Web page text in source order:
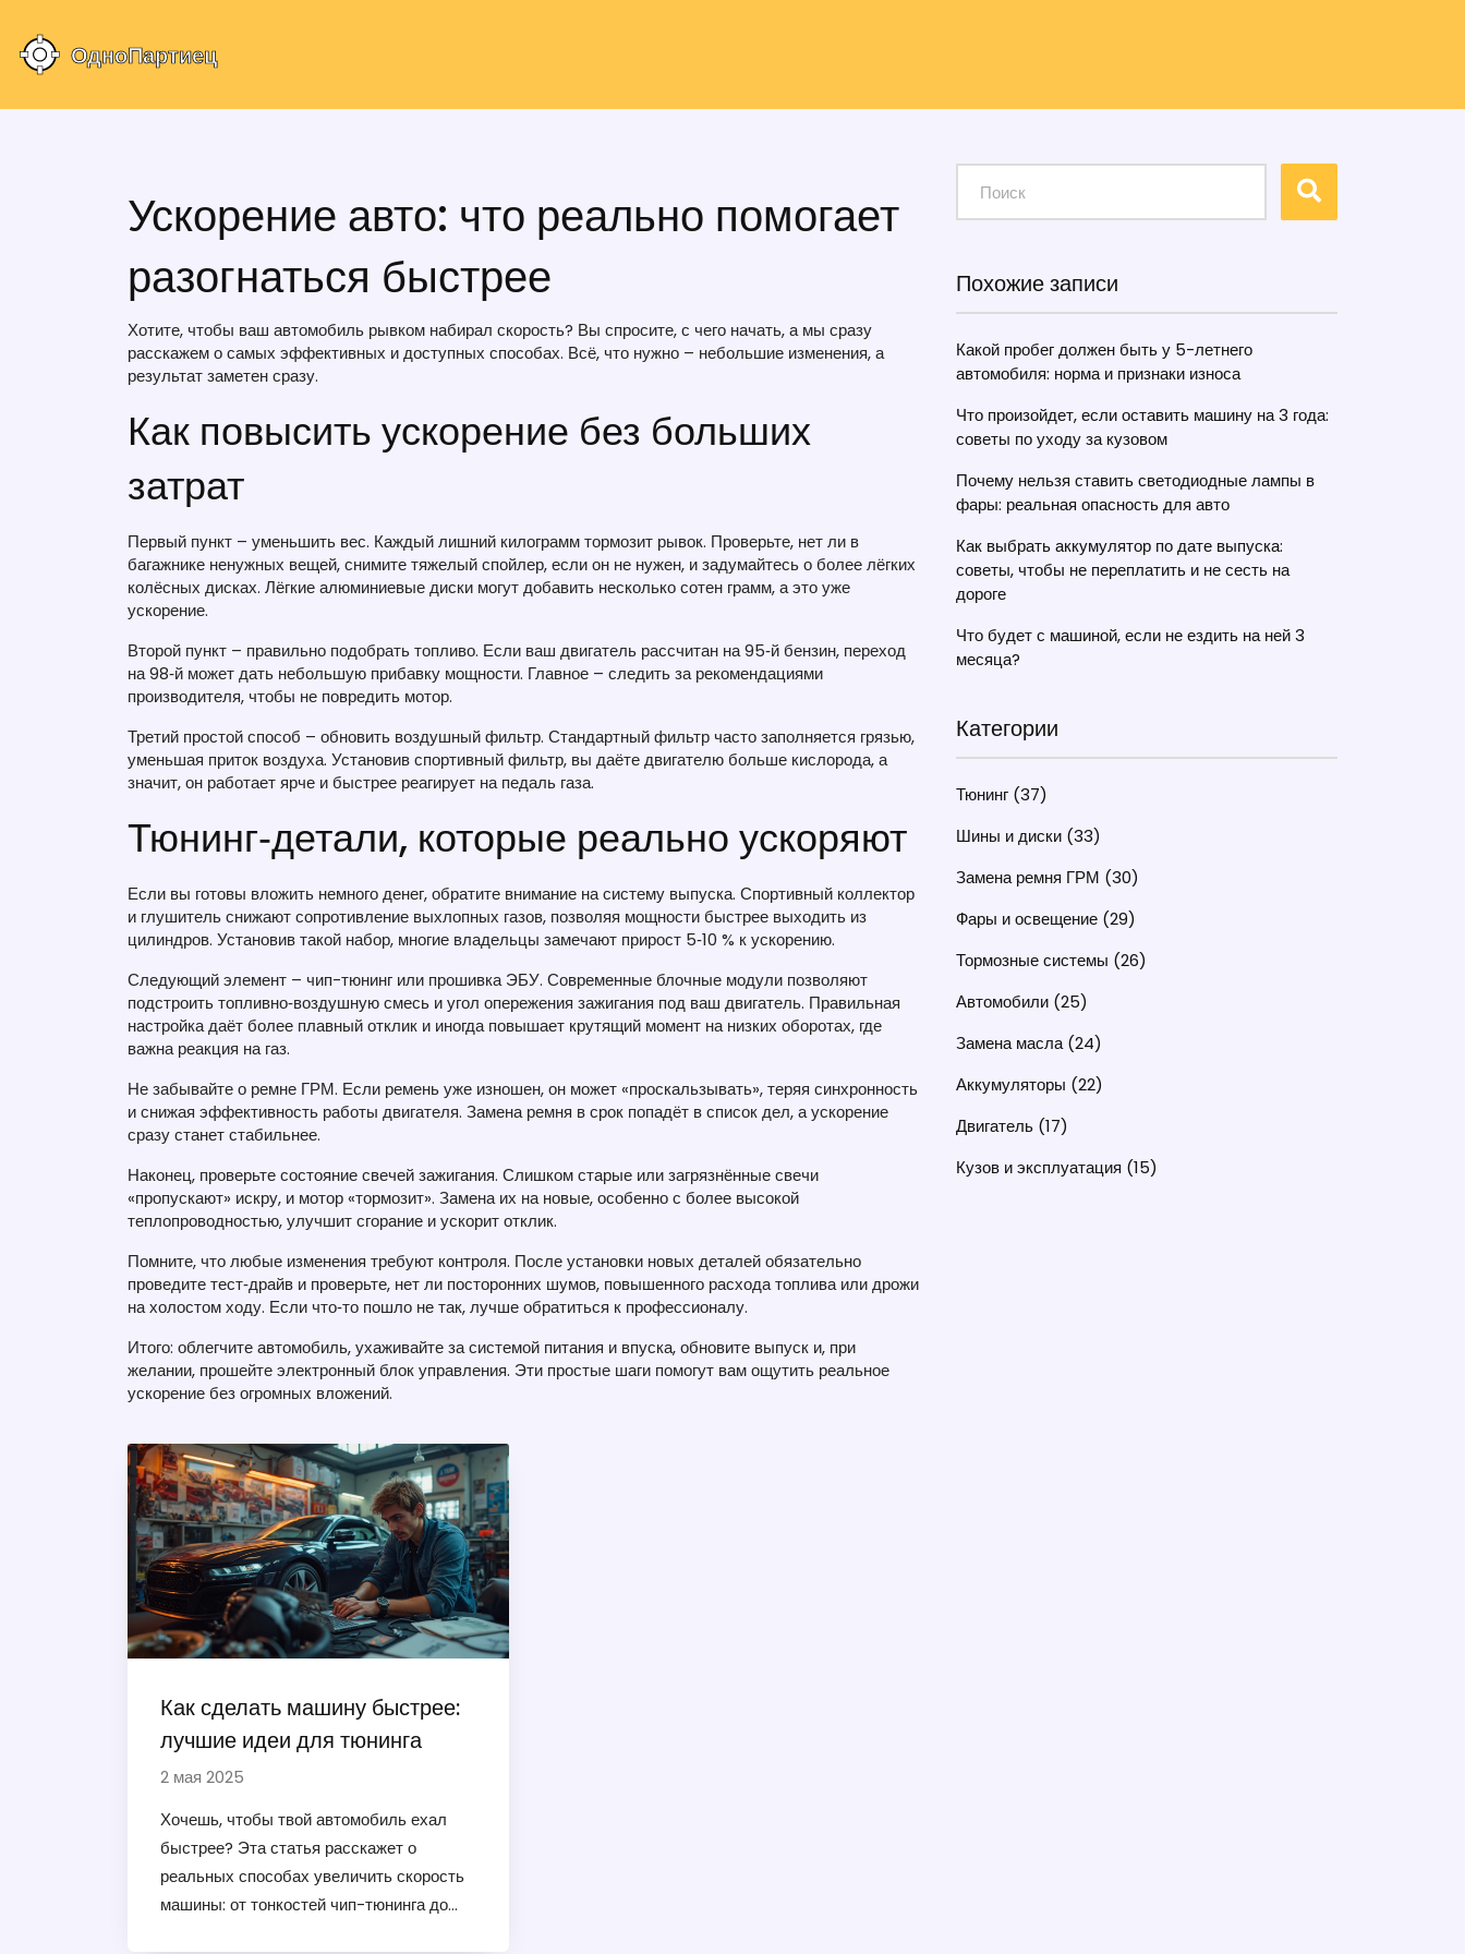
Ускорение авто: что реально помогает
разогнаться быстрее
Хотите, чтобы ваш автомобиль рывком набирал скорость? Вы спросите, с чего начать, а мы сразу
расскажем о самых эффективных и доступных способах. Всё, что нужно – небольшие изменения, а
результат заметен сразу.
Как повысить ускорение без больших
затрат
Первый пункт – уменьшить вес. Каждый лишний килограмм тормозит рывок. Проверьте, нет ли в
багажнике ненужных вещей, снимите тяжелый спойлер, если он не нужен, и задумайтесь о более лёгких
колёсных дисках. Лёгкие алюминиевые диски могут добавить несколько сотен грамм, а это уже
ускорение.
Второй пункт – правильно подобрать топливо. Если ваш двигатель рассчитан на 95‑й бензин, переход
на 98‑й может дать небольшую прибавку мощности. Главное – следить за рекомендациями
производителя, чтобы не повредить мотор.
Третий простой способ – обновить воздушный фильтр. Стандартный фильтр часто заполняется грязью,
уменьшая приток воздуха. Установив спортивный фильтр, вы даёте двигателю больше кислорода, а
значит, он работает ярче и быстрее реагирует на педаль газа.
Тюнинг‑детали, которые реально ускоряют
Если вы готовы вложить немного денег, обратите внимание на систему выпуска. Спортивный коллектор
и глушитель снижают сопротивление выхлопных газов, позволяя мощности быстрее выходить из
цилиндров. Установив такой набор, многие владельцы замечают прирост 5‑10 % к ускорению.
Следующий элемент – чип-тюнинг или прошивка ЭБУ. Современные блочные модули позволяют
подстроить топливно‑воздушную смесь и угол опережения зажигания под ваш двигатель. Правильная
настройка даёт более плавный отклик и иногда повышает крутящий момент на низких оборотах, где
важна реакция на газ.
Не забывайте о ремне ГРМ. Если ремень уже изношен, он может «проскальзывать», теряя синхронность
и снижая эффективность работы двигателя. Замена ремня в срок попадёт в список дел, а ускорение
сразу станет стабильнее.
Наконец, проверьте состояние свечей зажигания. Слишком старые или загрязнённые свечи
«пропускают» искру, и мотор «тормозит». Замена их на новые, особенно с более высокой
теплопроводностью, улучшит сгорание и ускорит отклик.
Помните, что любые изменения требуют контроля. После установки новых деталей обязательно
проведите тест‑драйв и проверьте, нет ли посторонних шумов, повышенного расхода топлива или дрожи
на холостом ходу. Если что‑то пошло не так, лучше обратиться к профессионалу.
Итого: облегчите автомобиль, ухаживайте за системой питания и впуска, обновите выпуск и, при
желании, прошейте электронный блок управления. Эти простые шаги помогут вам ощутить реальное
ускорение без огромных вложений.
Как сделать машину быстрее:
лучшие идеи для тюнинга
2 мая 2025
Хочешь, чтобы твой автомобиль ехал
быстрее? Эта статья расскажет о
реальных способах увеличить скорость
машины: от тонкостей чип-тюнинга до
Похожие записи
Какой пробег должен быть у 5-летнего
автомобиля: норма и признаки износа
Что произойдет, если оставить машину на 3 года:
советы по уходу за кузовом
Почему нельзя ставить светодиодные лампы в
фары: реальная опасность для авто
Как выбрать аккумулятор по дате выпуска:
советы, чтобы не переплатить и не сесть на
дороге
Что будет с машиной, если не ездить на ней 3
месяца?
Категории
Тюнинг (37)
Шины и диски (33)
Замена ремня ГРМ (30)
Фары и освещение (29)
Тормозные системы (26)
Автомобили (25)
Замена масла(24)
Аккумуляторы (22)
Двигатель (17)
Кузов и эксплуатация (15)